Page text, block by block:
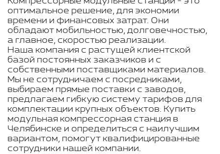
оптимальное решение, для экономии
времени и финансовых затрат. Они
обладают мобильностью, долговечностью,
а главное, скоростью реализации.
Наша компания с растущей клиентской
базой постоянных заказчиков и с
собственными поставщиками материалов.
Мы не сотрудничаем с посредниками,
выбираем прямые поставки с заводов,
предлагаем гибкую систему тарифов для
комплектации крупных объектов. Купить
модульная компрессорная станция в
Челябинске и определиться с наилучшим
вариантом, помогут квалифицированные
сотрудники нашей компании.